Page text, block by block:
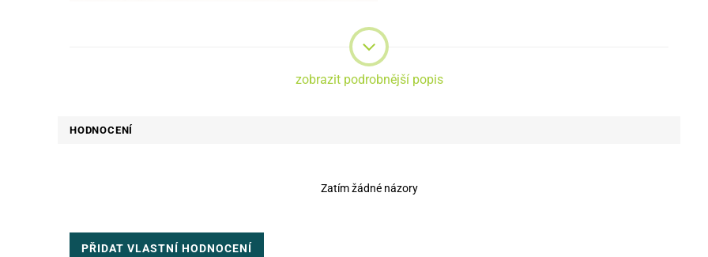
všem potřebným portům, aniž by byla omezena funkčnost telefonu.
Tři otvory na vnější straně umožňují konverzaci bez nutnosti
Smart Classic kombinuje styl s ochranou a vytváří tak komplexní
zobrazit podrobnější popis
HODNOCENÍ
Zatím žádné názory
PŘIDAT VLASTNÍ HODNOCENÍ